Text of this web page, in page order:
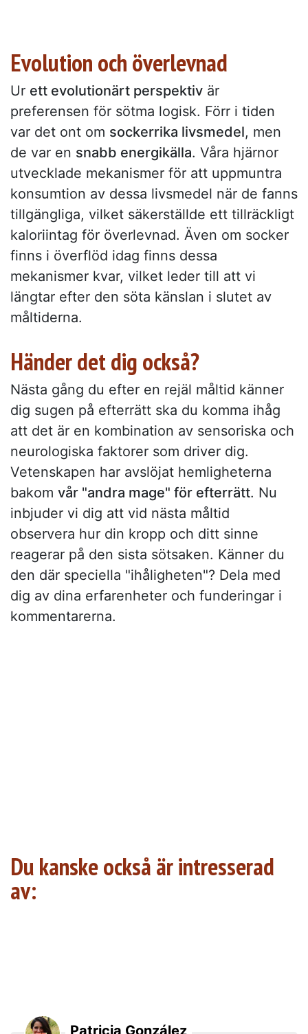
Evolution och överlevnad
Ur ett evolutionärt perspektiv är
preferensen för sötma logisk. Förr i tiden
var det ont om sockerrika livsmedel, men
de var en snabb energikälla. Våra hjärnor
utvecklade mekanismer för att uppmuntra
konsumtion av dessa livsmedel när de fanns
tillgängliga, vilket säkerställde ett tillräckligt
kaloriintag för överlevnad. Även om socker
finns i överflöd idag finns dessa
mekanismer kvar, vilket leder till att vi
längtar efter den söta känslan i slutet av
måltiderna.
Händer det dig också?
Nästa gång du efter en rejäl måltid känner
dig sugen på efterrätt ska du komma ihåg
att det är en kombination av sensoriska och
neurologiska faktorer som driver dig.
Vetenskapen har avslöjat hemligheterna
bakom vår "andra mage" för efterrätt. Nu
inbjuder vi dig att vid nästa måltid
observera hur din kropp och ditt sinne
reagerar på den sista sötsaken. Känner du
den där speciella "ihåligheten"? Dela med
dig av dina erfarenheter och funderingar i
kommentarerna.
Du kanske också är intresserad
av:
Patricia González